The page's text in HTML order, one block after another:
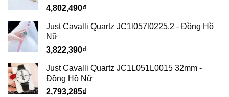
4,802,490₫
Just Cavalli Quartz JC1l057l0225.2 - Đồng Hồ
Nữ
3,822,390₫
Just Cavalli Quartz JC1L051L0015 32mm -
Đồng Hồ Nữ
2,793,285₫